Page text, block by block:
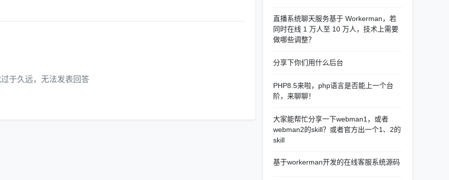
于久远，无法发表回答
直播系统聊天服务基于 Workerman，若
同时在线 1 万人至 10 万人，技术上需要
做哪些调整？
分享下你们用什么后台
PHP8.5来啦，php语言是否能上一个台
阶，来聊聊！
大家能帮忙分享一下webman1，或者
webman2的skill？或者官方出一个1、2的
skill
基于workerman开发的在线客服系统源码